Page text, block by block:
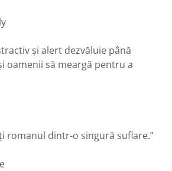
și alert dezvăluie până
oamenii să meargă pentru a
romanul dintr-o singură suflare.”